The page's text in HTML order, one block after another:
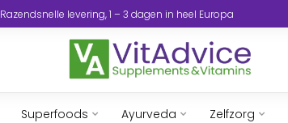
Razendsnelle levering, 1 – 3 dagen in heel Europa
Superfoods Ayurveda Zelfzorg